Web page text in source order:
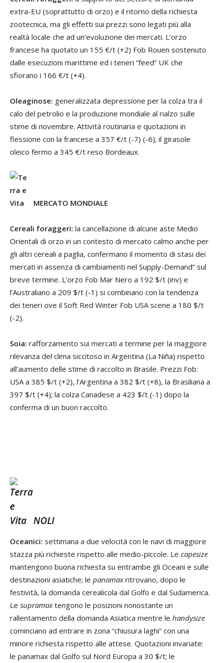
extra-EU (soprattutto di orzo) e il ritorno della richiesta
zootecnica, ma gli effetti sui prezzi sono legati più alla
realtà locale che ad un’evoluzione dei mercati. L’orzo
francese ha quotato un 155 €/t (+2) Fob Rouen sostenuto
dalle esecuzioni marittime ed i teneri “feed” UK che
sfiorano i 166 €/t (+4).
Oleaginose: generalizzata depressione per la colza tra il
calo del petrolio e la produzione mondiale al rialzo sulle
stime di novembre. Attività routinaria e quotazioni in
flessione con la francese a 357 €/t (-7) (-6); il girasole
oleico fermo a 345 €/t reso Bordeaux.
MERCATO MONDIALE
Cereali foraggeri: la cancellazione di alcune aste Medio
Orientali di orzo in un contesto di mercato calmo anche per
gli altri cereali a paglia, confermano il momento di stasi dei
mercati in assenza di cambiamenti nel Supply-Demand” sul
breve termine. L’orzo Fob Mar Nero a 192 $/t (inv) e
l’Australiano a 209 $/t (-1) si combinano con la tendenza
dei teneri ove il Soft Red Winter Fob USA scene a 180 $/t
(-2).
Soia: rafforzamento sui mercati a termine per la maggiore
rilevanza del clima siccitoso in Argentina (La Niña) rispetto
all’aumento delle stime di raccolto in Brasile. Prezzi Fob:
USA a 385 $/t (+2), l’Argentina a 382 $/t (+8), la Brasiliana a
397 $/t (+4); la colza Canadese a 423 $/t (-1) dopo la
conferma di un buon raccolto.
NOLI
Oceanici: settimana a due velocità con le navi di maggiore
stazza più richieste rispetto alle medio-piccole. Le capesize
mantengono buona richiesta su entrambe gli Oceani e sulle
destinazioni asiatiche; le panamaxritrovano, dopo le
festività, la domanda cerealicola dal Golfo e dal Sudamerica.
Le supramaxtengono le posizioni nonostante un
rallentamento della domanda Asiatica mentre le handysize
cominciano ad entrare in zona “chiusura laghi” con una
minore richiesta rispetto alle attese. Quotazioni invariate:
le panamax dal Golfo sul Nord Europa a 30 $/t; le